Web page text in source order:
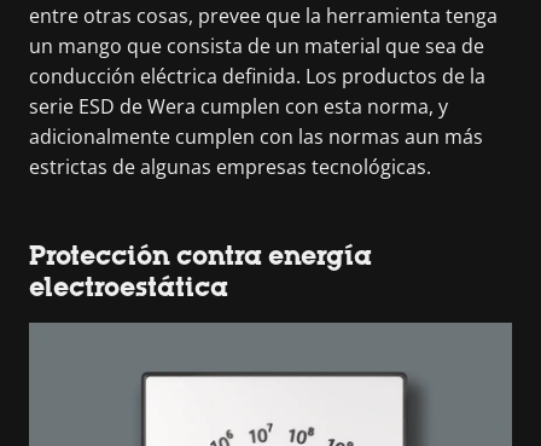
entre otras cosas, prevee que la herramienta tenga
un mango que consista de un material que sea de
conducción eléctrica definida. Los productos de la
serie ESD de Wera cumplen con esta norma, y
adicionalmente cumplen con las normas aun más
estrictas de algunas empresas tecnológicas.
Protección contra energía
electroestática